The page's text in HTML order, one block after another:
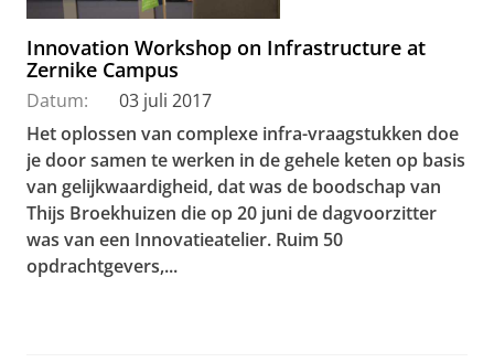
Innovation Workshop on Infrastructure at
Zernike Campus
Datum:
03 juli 2017
Het oplossen van complexe infra-vraagstukken doe
je door samen te werken in de gehele keten op basis
van gelijkwaardigheid, dat was de boodschap van
Thijs Broekhuizen die op 20 juni de dagvoorzitter
was van een Innovatieatelier. Ruim 50
opdrachtgevers,...